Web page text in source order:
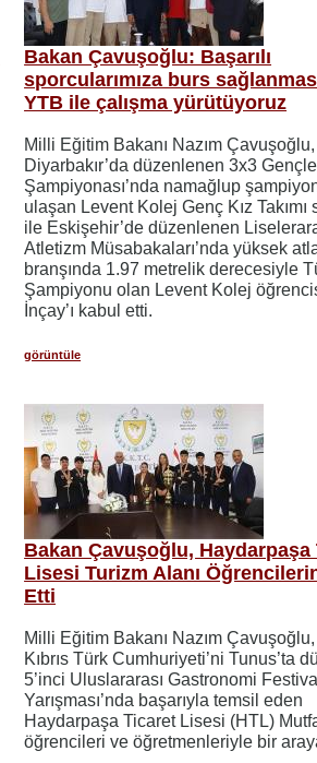
Bakan Çavuşoğlu: Başarılı
sporcularımıza burs
YTB ile çalışma yürütüyoruz
Milli Eğitim Bakanı Nazım Çavuşoğlu,
Diyarbakır’da düzenlenen 3x3
Şampiyonası’nda namağlup
ulaşan Levent Kolej Genç Kız Takımı
ile Eskişehir’de düzenlenen
Atletizm Müsabakaları’nda yüksek
branşında 1.97 metrelik derecesiyle
Şampiyonu olan Levent Kolej
İnçay’ı kabul etti.
görüntüle
Bakan Çavuşoğlu, Haydarpaşa
Lisesi Turizm Alanı
Etti
Milli Eğitim Bakanı Nazım
Kıbrıs Türk Cumhuriyeti’ni Tunus’ta
5’inci Uluslararası Gastronomi
Yarışması’nda başarıyla temsil eden
Haydarpaşa Ticaret Lisesi (HTL)
öğrencileri ve öğretmenleriyle bir